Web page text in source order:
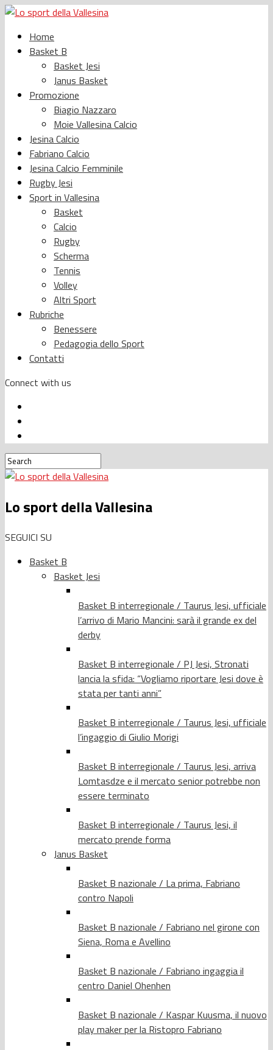
Home
Basket B
Basket Jesi
Janus Basket
Promozione
Biagio Nazzaro
Moie Vallesina Calcio
Jesina Calcio
Fabriano Calcio
Jesina Calcio Femminile
Rugby Jesi
Sport in Vallesina
Basket
Calcio
Rugby
Scherma
Tennis
Volley
Altri Sport
Rubriche
Benessere
Pedagogia dello Sport
Contatti
Connect with us
Lo sport della Vallesina
SEGUICI SU
Basket B
Basket Jesi
Basket B interregionale / Taurus Jesi, ufficiale
l’arrivo di Mario Mancini: sarà il grande ex del
derby
Basket B interregionale / PJ Jesi, Stronati
lancia la sfida: “Vogliamo riportare Jesi dove è
stata per tanti anni”
Basket B interregionale / Taurus Jesi, ufficiale
l’ingaggio di Giulio Morigi
Basket B interregionale / Taurus Jesi, arriva
Lomtasdze e il mercato senior potrebbe non
essere terminato
Basket B interregionale / Taurus Jesi, il
mercato prende forma
Janus Basket
Basket B nazionale / La prima, Fabriano
contro Napoli
Basket B nazionale / Fabriano nel girone con
Siena, Roma e Avellino
Basket B nazionale / Fabriano ingaggia il
centro Daniel Ohenhen
Basket B nazionale / Kaspar Kuusma, il nuovo
play maker per la Ristopro Fabriano